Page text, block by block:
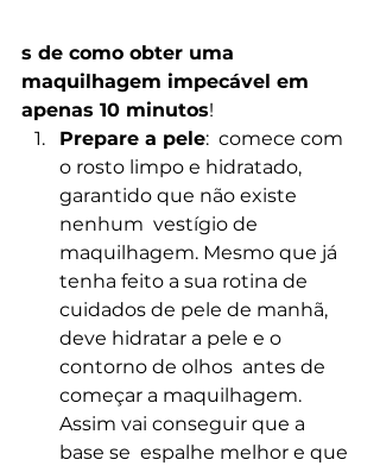
s de como obter uma
maquilhagem impecável em
apenas 10 minutos!
Prepare a pele:  comece com
o rosto limpo e hidratado,
garantido que não existe
nenhum  vestígio de
maquilhagem. Mesmo que já
tenha feito a sua rotina de
cuidados de pele de manhã,
deve hidratar a pele e o
contorno de olhos  antes de
começar a maquilhagem.
Assim vai conseguir que a
base se  espalhe melhor e que